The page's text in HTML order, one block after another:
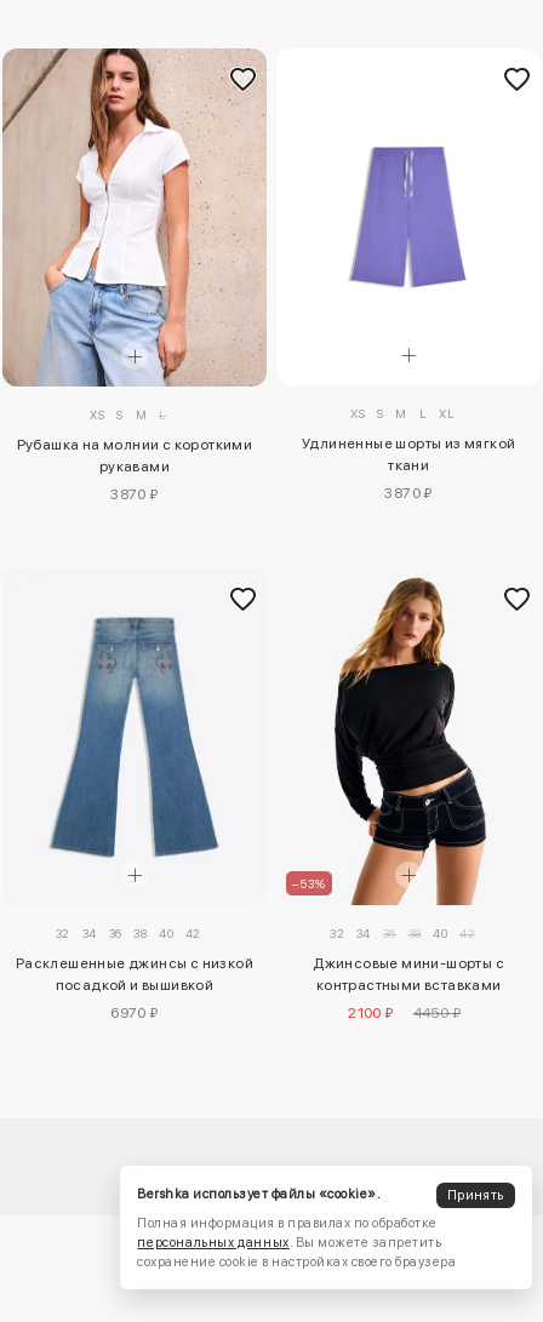
XS S M L
Рубашка на молнии с короткими
рукавами
3870 ₽
XS S M L XL
Удлиненные шорты из мягкой
ткани
3870 ₽
32 34 36 38 40 42
Расклешенные джинсы с низкой
посадкой и вышивкой
6970 ₽
–53%
32 34 36 38 40 42
Джинсовые мини-шорты с
контрастными вставками
2100 ₽
4450 ₽
Bershka использует файлы «cookie».
Принять
Полная информация в правилах по обработке
персональных данных. Вы можете запретить
сохранение cookie в настройках своего браузера